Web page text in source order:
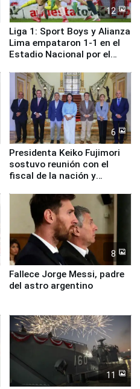
12
Liga 1: Sport Boys y Alianza
Lima empataron 1-1 en el
Estadio Nacional por el
6
Presidenta Keiko Fujimori
sostuvo reunión con el
fiscal de la nación y
8
Fallece Jorge Messi, padre
del astro argentino
11